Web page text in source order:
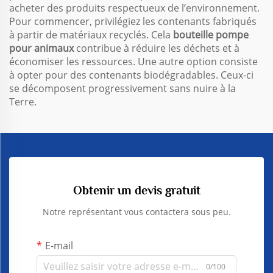
pour lait corporel, pot
pour après-shampooing
pour lait corporel, pot
pour après-shampooing
acheter des produits respectueux de l’environnement.
Pour commencer, privilégiez les contenants fabriqués
à partir de matériaux recyclés. Cela bouteille pompe
pour animauxcontribue à réduire les déchets et à
économiser les ressources. Une autre option consiste
à opter pour des contenants biodégradables. Ceux-ci
se décomposent progressivement sans nuire à la
Terre.
Obtenir un devis gratuit
Notre représentant vous contactera sous peu.
E-mail
0/100